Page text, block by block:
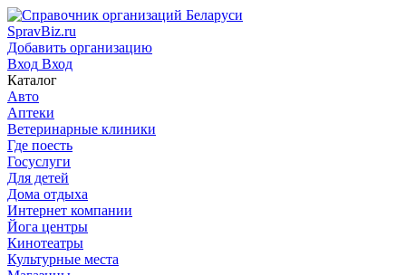
SpravBiz.ru
Добавить организацию
Вход Вход
Каталог
Авто
Аптеки
Ветеринарные клиники
Где поесть
Госуслуги
Для детей
Дома отдыха
Интернет компании
Йога центры
Кинотеатры
Культурные места